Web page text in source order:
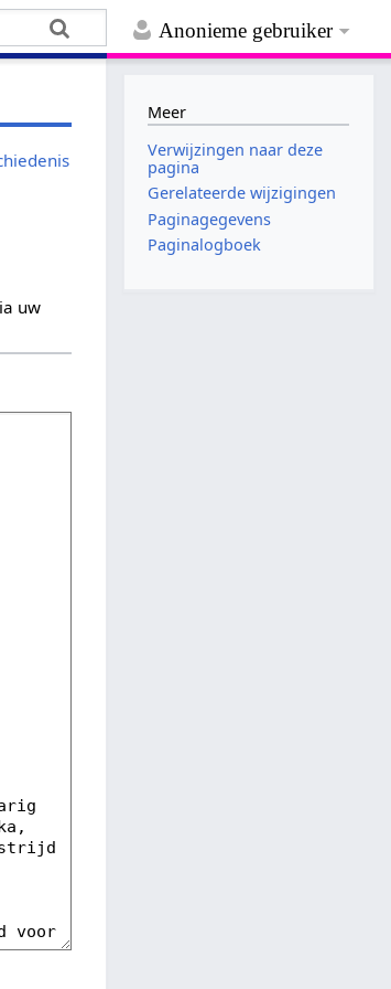
Anonieme gebruiker
uw
Meer
Verwijzingen naar deze
pagina
Gerelateerde wijzigingen
Paginagegevens
Paginalogboek